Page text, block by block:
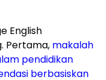
English
Pertama, makalah
pendidikan
berbasiskan